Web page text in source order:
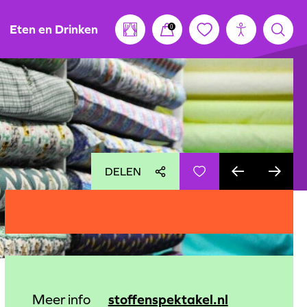
Eten en Drinken 0
DELEN
Meer info stoffenspektakel.nl